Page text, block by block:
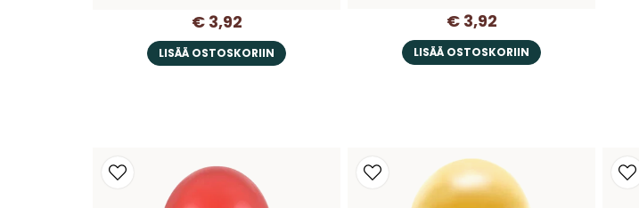
€ 3,92
LISÄÄ OSTOSKORIIN
€ 3,92
LISÄÄ OSTOSKORIIN